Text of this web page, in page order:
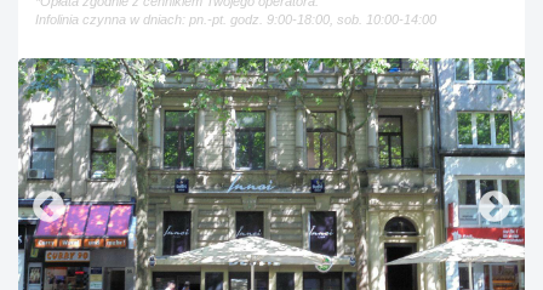
Infolinia czynna w dniach: pn.-pt. godz. 9:00-18:00, sob. 10:00-14:00